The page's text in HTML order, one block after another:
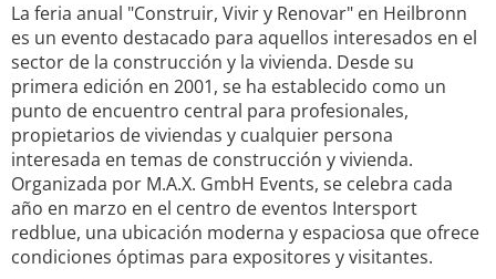
La feria anual "Construir, Vivir y Renovar" en Heilbronn
es un evento destacado para aquellos interesados en el
sector de la construcción y la vivienda. Desde su
primera edición en 2001, se ha establecido como un
punto de encuentro central para profesionales,
propietarios de viviendas y cualquier persona
interesada en temas de construcción y vivienda.
Organizada por M.A.X. GmbH Events, se celebra cada
año en marzo en el centro de eventos Intersport
redblue, una ubicación moderna y espaciosa que ofrece
condiciones óptimas para expositores y visitantes.